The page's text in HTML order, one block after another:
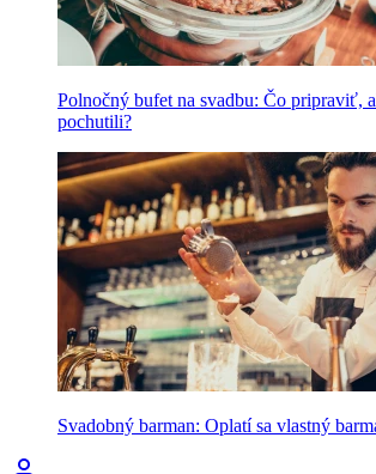
Polnočný bufet na svadbu: Čo pripraviť,
pochutili?
Svadobný barman: Oplatí sa vlastný